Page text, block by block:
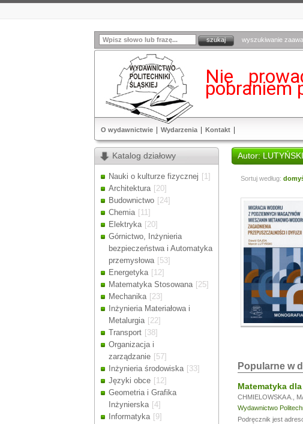
wyszukiwanie
Nie
pobraniem
Drodzy Klienci!
Ze względu na
zamówienia mogą
Dziękujemy za
O wydawnictwie Wydarzenia Kontakt
Katalog działowy
Nauki o kulturze fizycznej [1]
Architektura [20]
Budownictwo [24]
Chemia [11]
Elektryka [20]
Górnictwo, Inżynieria
bezpieczeństwa i Automatyka
przemysłowa [53]
Energetyka [12]
Matematyka Stosowana [25]
Mechanika [23]
Inżynieria Materiałowa i
Metalurgia [22]
Transport [38]
Organizacja i
zarządzanie [57]
Inżynieria środowiska [33]
Języki obce [12]
Geometria i Grafika
Inżynierska [4]
Informatyka [9]
Autor:
Sortuj według:
Popularne w
Matematyka
CHMIELOWSKA A.
Wydawnictwo
Podręcznik jest